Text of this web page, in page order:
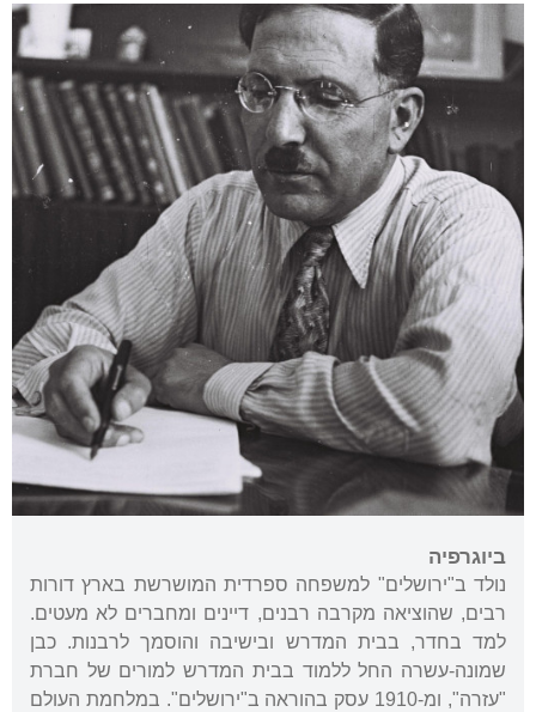
ביוגרפיה
נולד ב"ירושלים" למשפחה ספרדית המושרשת בארץ דורות
רבים, שהוציאה מקרבה רבנים, דיינים ומחברים לא מעטים.
למד בחדר, בבית המדרש ובישיבה והוסמך לרבנות. כבן
שמונה-עשרה החל ללמוד בבית המדרש למורים של חברת
"עזרה", ומ-1910 עסק בהוראה ב"ירושלים". במלחמת העולם